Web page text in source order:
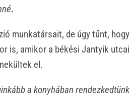
.
munkatársait, de úgy tűnt, hogy
is, amikor a békési Jantyik utcai
el.
a konyhában rendezkedtünk